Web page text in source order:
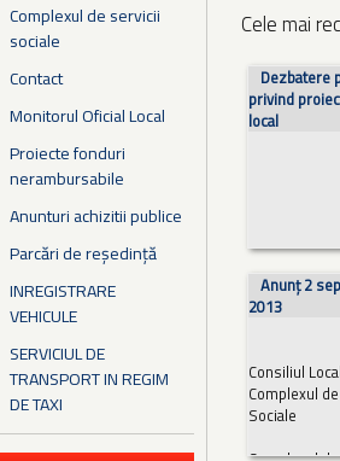
Complexul de servicii
sociale
Contact
Monitorul Oficial Local
Proiecte fonduri
nerambursabile
Anunturi achizitii publice
Parcări de reședință
INREGISTRARE
VEHICULE
SERVICIUL DE
TRANSPORT IN REGIM
DE TAXI
Cele mai
Dezbatere
privind
local
Anunț 2
2013
Consiliul
Complexul
Sociale
Pagini